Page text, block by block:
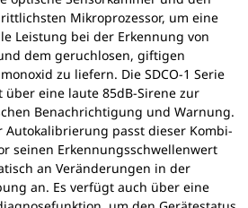
Mikroprozessor, um eine
Leistung bei der Erkennung von
dem geruchlosen, giftigen
zu liefern. Die SDCO-1 Serie
über eine laute 85dB-Sirene zur
Benachrichtigung und Warnung.
Autokalibrierung passt dieser Kombi-
seinen Erkennungsschwellenwert
an Veränderungen in der
an. Es verfügt auch über eine